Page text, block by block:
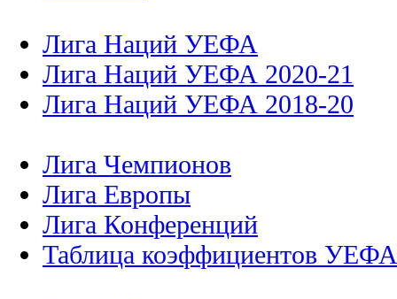
Лига Наций УЕФА
Лига Наций УЕФА 2020-21
Лига Наций УЕФА 2018-20
Лига Чемпионов
Лига Европы
Лига Конференций
Таблица коэффициентов УЕФА